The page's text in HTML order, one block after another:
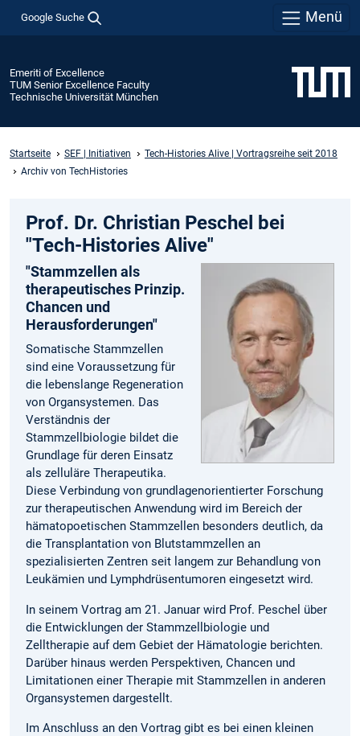
Google Suche Menü
Emeriti of Excellence
TUM Senior Excellence Faculty
Technische Universität München
Startseite SEF | Initiativen
Tech-Histories Alive | Vortragsreihe seit 2018
Archiv von TechHistories
Prof. Dr. Christian Peschel bei
"Tech-Histories Alive"
"Stammzellen als
therapeutisches Prinzip.
Chancen und
Herausforderungen"
Somatische Stammzellen
sind eine Voraussetzung für
die lebenslange Regeneration
von Organsystemen. Das
Verständnis der
Stammzellbiologie bildet die
Grundlage für deren Einsatz
als zelluläre Therapeutika.
Diese Verbindung von grundlagenorientierter Forschung
zur therapeutischen Anwendung wird im Bereich der
hämatopoetischen Stammzellen besonders deutlich, da
die Transplantation von Blutstammzellen an
spezialisierten Zentren seit langem zur Behandlung von
Leukämien und Lymphdrüsentumoren eingesetzt wird.
In seinem Vortrag am 21. Januar wird Prof. Peschel über
die Entwicklungen der Stammzellbiologie und
Zelltherapie auf dem Gebiet der Hämatologie berichten.
Darüber hinaus werden Perspektiven, Chancen und
Limitationen einer Therapie mit Stammzellen in anderen
Organsystemen dargestellt.
Im Anschluss an den Vortrag gibt es bei einen kleinen